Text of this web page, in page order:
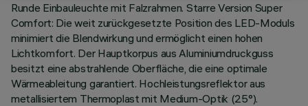
Runde Einbauleuchte mit Falzrahmen. Starre Version Super
Comfort: Die weit zurückgesetzte Position des LED-Moduls
minimiert die Blendwirkung und ermöglicht einen hohen
Lichtkomfort. Der Hauptkorpus aus Aluminiumdruckguss
besitzt eine abstrahlende Oberfläche, die eine optimale
Wärmeableitung garantiert. Hochleistungsreflektor aus
metallisiertem Thermoplast mit Medium-Optik (25°).